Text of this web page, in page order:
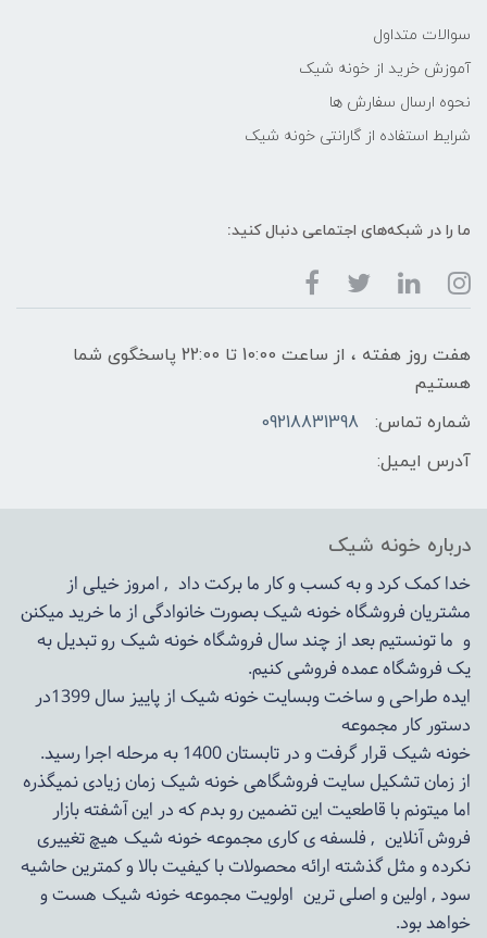
سوالات متداول
آموزش خرید از خونه شیک
نحوه ارسال سفارش ها
شرایط استفاده از گارانتی خونه شیک
ما را در شبکه‌های اجتماعی دنبال کنید:
هفت روز هفته ، از ساعت 10:00 تا 22:00 پاسخگوی شما
هستیم
شماره تماس:
09218831398
آدرس ایمیل:
درباره خونه شیک
خدا کمک کرد و به کسب و کار ما برکت داد , امروز خیلی از
مشتریان فروشگاه خونه شیک بصورت خانوادگی از ما خرید میکنن
و ما تونستیم بعد از چند سال فروشگاهخونه شیکرو تبدیل به
یک فروشگاه عمده فروشی کنیم.
ایده طراحی و ساخت وبسایت خونه شیک از پاییز سال 1399در
دستور کار مجموعه
خونه شیک قرار گرفت و در تابستان 1400 به مرحله اجرا رسید.
از زمان تشکیل سایت فروشگاهیخونه شیکزمان زیادی نمیگذره
اما میتونم با قاطعیت این تضمین رو بدم که در این آشفته بازار
فروش آنلاین , فلسفه ی کاری مجموعهخونه شیک هیچ تغییری
نکرده و مثل گذشته ارائه محصولات با کیفیت بالا و کمترین حاشیه
سود , اولین و اصلی ترین اولویت مجموعهخونه شیک هست و
خواهد بود.